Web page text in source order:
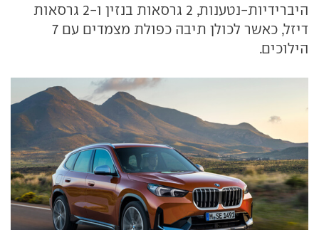
היברידיות-נטענות, 2 גרסאות בנזין ו-2 גרסאות
דיזל, כאשר לכולן תיבה כפולת מצמדים עם 7
הילוכים.